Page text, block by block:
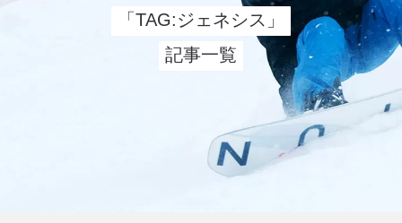
「TAG:ジェネシス」
記事一覧